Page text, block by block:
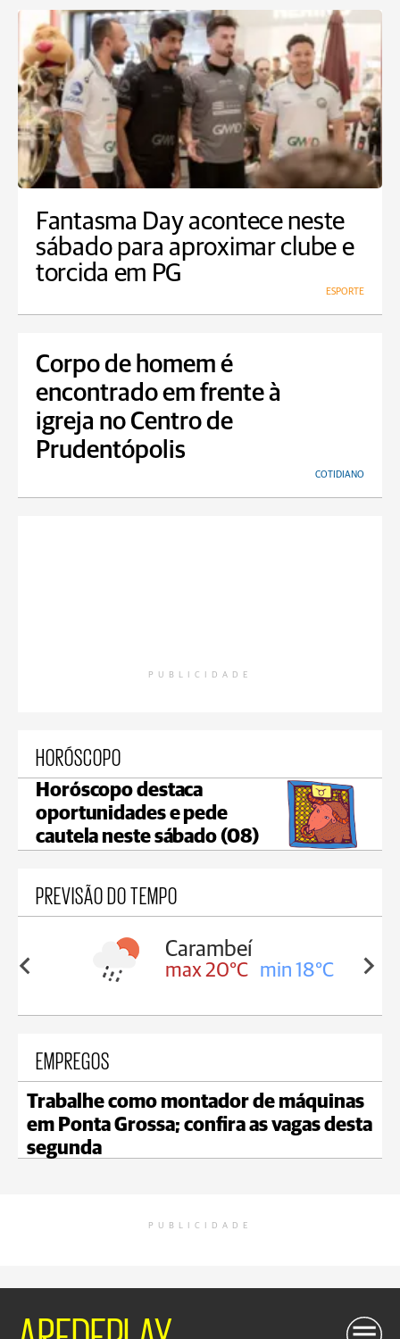
Fantasma Day acontece neste
sábado para aproximar clube e
torcida em PG
ESPORTE
Corpo de homem é
encontrado em frente à
igreja no Centro de
Prudentópolis
COTIDIANO
PUBLICIDADE
HORÓSCOPO
Horóscopo destaca
oportunidades e pede
cautela neste sábado (08)
PREVISÃO DO TEMPO
18°C
Carambeí
max 20°C min 18°C
EMPREGOS
Trabalhe como montador de máquinas
em Ponta Grossa; confira as vagas desta
segunda
PUBLICIDADE